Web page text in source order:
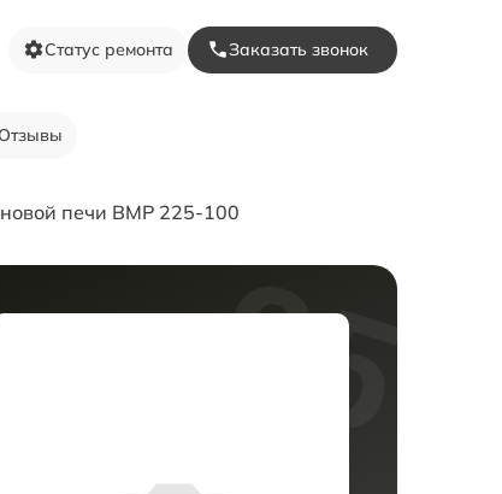
Статус ремонта Заказать звонок
Отзывы
печи BMP 225-100